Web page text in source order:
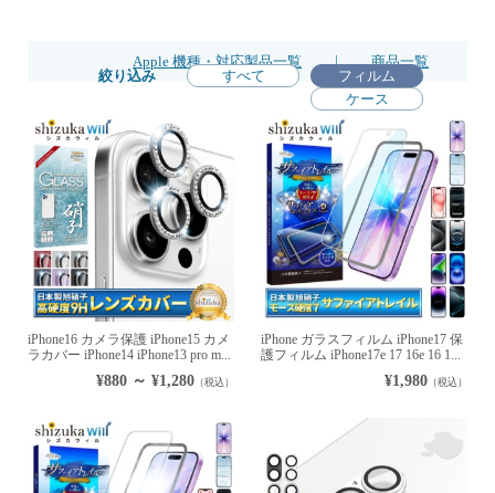
Apple 機種・対応製品一覧 |
商品一覧
絞り込み
すべて
フィルム
ケース
iPhone16 カメラ保護 iPhone15 カメ
ラカバー iPhone14 iPhone13 pro m...
¥880 ～ ¥1,280（税込）
iPhone ガラスフィルム iPhone17 保
護フィルム iPhone17e 17 16e 16 1...
¥1,980 （税込）